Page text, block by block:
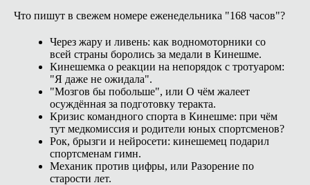
Что пишут в свежем номере еженедельника "168 часов"?
Через жару и ливень: как водномоторники со
всей страны боролись за медали в Кинешме.
Кинешемка о реакции на непорядок с тротуаром:
"Я даже не ожидала".
"Мозгов бы побольше", или О чём жалеет
осуждённая за подготовку теракта.
Кризис командного спорта в Кинешме: при чём
тут медкомиссия и родители юных спортсменов?
Рок, брызги и нейросети: кинешемец подарил
спортсменам гимн.
Механик против цифры, или Разорение по
старости лет.